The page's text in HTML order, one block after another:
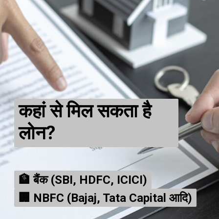
कहां से मिल सकता है
लोन?
🏦 बैंक (SBI, HDFC, ICICI)
🏢 NBFC (Bajaj, Tata Capital आदि)
🏦 बैंक (SBI, HDFC, ICICI)
🏢 NBFC (Bajaj, Tata Capital आदि)